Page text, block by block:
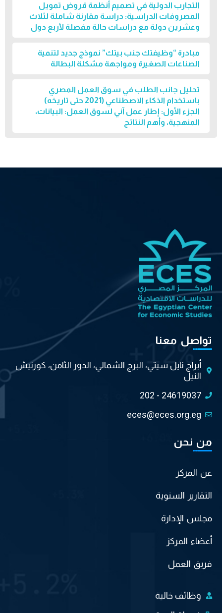
التجارب الدولية في تصميم أنظمة قروض تمويل
المصروفات الدراسية: دراسة مقارنة شاملة لثلاث
وعشرين دولة مع دراسات حالة مفصلة لأربع دول
مبادرة “وظيفتك جنب بيتك” نموذج جديد لتنمية
الصناعات الصغيرة ومواجهة مشكلة البطالة
تحليل جانب الطلب في سوق العمل المصري
باستخدام الذكاء الاصطناعي (2021 حتى تاريخه)
الجزء الأول: إطار عمل آني لسوق العمل: البيانات،
المنهجية، وأهم النتائج
تواصل معنا
أبراج نايل سيتي، البرج الشمالي، الدور الثامن، كورنيش
النيل
202 - 24619037
eces@eces.org.eg
من نحن
عن المركز
التقارير السنوية
مجلس الإدارة
أعضاء المركز
فريق العمل
وظائف خالية